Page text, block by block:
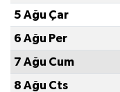
5 Ağu Çar
6 Ağu Per
7 Ağu Cum
8 Ağu Cts